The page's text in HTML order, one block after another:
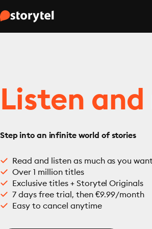
Listen
Step into an infinite world of stories
Read and listen as much as you
Over 1 million titles
Exclusive titles + Storytel Originals
7 days free trial, then €9.99/month
Easy to cancel anytime